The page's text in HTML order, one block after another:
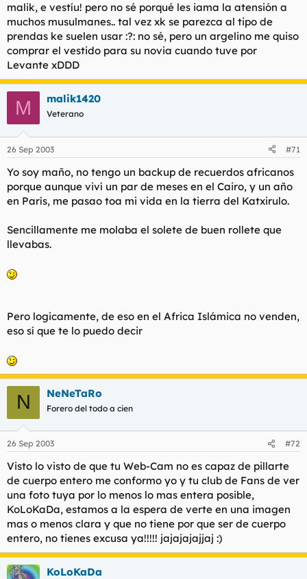
malik, e vestíu! pero no sé porqué les iama la atensión a
muchos musulmanes.. tal vez xk se parezca al tipo de
prendas ke suelen usar :?: no sé, pero un argelino me quiso
comprar el vestido para su novia cuando tuve por
Levante xDDD
M malik1420
Veterano
26 Sep 2003 #71
Yo soy maño, no tengo un backup de recuerdos africanos
porque aunque viví un par de meses en el Cairo, y un año
en París, me pasao toa mi vida en la tierra del Katxirulo.
Sencillamente me molaba el solete de buen rollete que
llevabas.
Pero logicamente, de eso en el Africa Islámica no venden,
eso sí que te lo puedo decir
N NeNeTaRo
Forero del todo a cien
26 Sep 2003 #72
Visto lo visto de que tu Web-Cam no es capaz de pillarte
de cuerpo entero me conformo yo y tu club de Fans de ver
una foto tuya por lo menos lo mas entera posible,
KoLoKaDa, estamos a la espera de verte en una imagen
mas o menos clara y que no tiene por que ser de cuerpo
entero, no tienes excusa ya!!!!! jajajajajjaj :)
KoLoKaDa